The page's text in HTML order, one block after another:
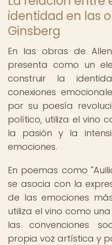
identidad en las
Ginsberg
En las obras de
presenta como un
construir la
conexiones
por su poesía
político, utiliza el vino
la pasión y la
emociones.
En poemas como
se asocia con la
de las emociones
utiliza el vino como
las convenciones
propia voz artística y